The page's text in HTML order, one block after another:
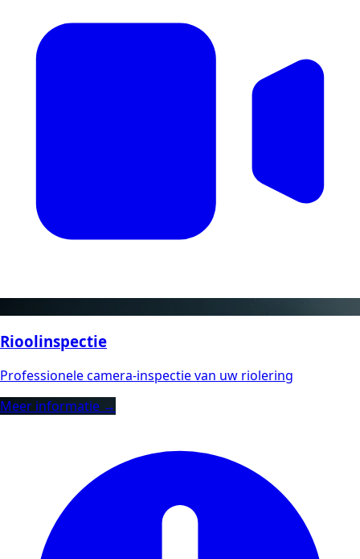
Rioolinspectie
Professionele camera-inspectie van uw riolering
Meer informatie →